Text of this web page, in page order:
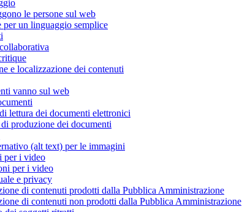
le persone sul web
per un linguaggio semplice
e localizzazione dei contenuti
vanno sul web
lettura dei documenti elettronici
produzione dei documenti
(alt text) per le immagini
per i video
per i video
e privacy
di contenuti prodotti dalla Pubblica Amministrazione
di contenuti non prodotti dalla Pubblica Amministrazione